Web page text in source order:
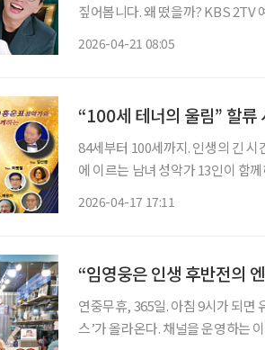
짚어봅니다. 왜 떴을까? KBS 2TV 예능 프로그램 ‘말자쇼’가 인기를 끌고 있다. ‘개그콘서
2026-04-21 08:05
“100세 테너의 울림” 할류
84세부터 100세까지. 인생의 긴
에 이르는 남녀 성악가 13인이 함
2026-04-17 17:11
“임영웅은 인생 후반전의
연중무휴, 365일. 아침 9시가 되면 유튜브 채널 ‘젊은할배 59TV’에는 어김없이 ‘임영웅 뉴
스’가 올라온다. 채널을 운영하는 이는 기자 출